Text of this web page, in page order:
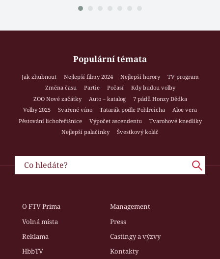
Populární témata
Jak zhubnout Nejlepší filmy 2024 Nejlepší horory
TV program
Změna času
Partie Počasí
Kdy budou volby
ZOO Nové začátky
Auto – katalog
7 pádů Honzy Dědka
Volby 2025
Svařené víno Tatarák podle Pohlreicha
Aloe vera
Pěstování lichořeřišnice
Výpočet ascendentu
Tvarohové knedlíky
Nejlepší palačinky
Švestkový koláč
O FTV Prima
Management
Volná místa
Press
Reklama
Castingy a výzvy
HbbTV
Kontakty